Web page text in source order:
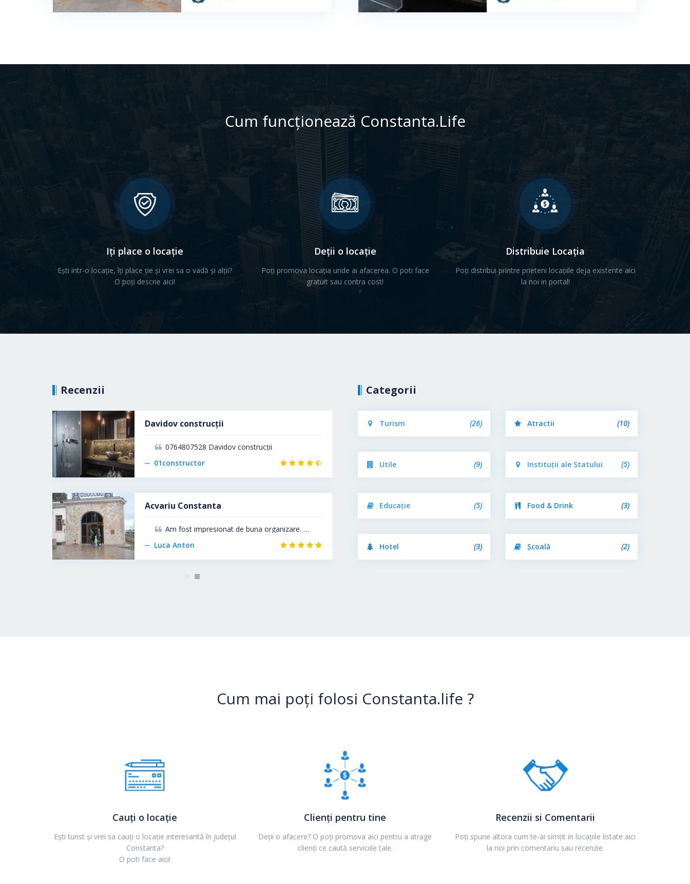
Cum funcționează Constanta.Life
Iți place o locație
Ești intr-o locație, îți place ție și vrei sa o vadă și alții?
O poți descrie aici!
Deții o locație
Poți promova locația unde ai afacerea. O poti face
gratuit sau contra cost!
Distribuie Locația
Poți distribui printre prieteni locațiile deja existente aici
la noi in portal!
Recenzii
Muzeul de Istorie Națională și Arheologie
Cand eram mic ma duceau parintii la acest muzeu. Mi...
VasileIonel
Mormantul Pictat din Constanta
Nu mai stiu ce cautam pe plaja Modern de am urcat p...
VasileIonel
Categorii
Turism (26) Atractii (10)
Utile (9) Instituții ale Statului (5)
Educație (5) Food & Drink (3)
Hotel (3) Școală (2)
Cum mai poți folosi Constanta.life ?
Cauți o locație
Ești turist și vrei sa cauți o locație interesantă în județul
Constanta?
O poti face aici!
Clienți pentru tine
Deții o afacere? O poți promova aici pentru a atrage
clienți ce caută serviciile tale.
Recenzii si Comentarii
Poți spune altora cum te-ai simțit in locațiile listate aici
la noi prin comentariu sau recenzie.